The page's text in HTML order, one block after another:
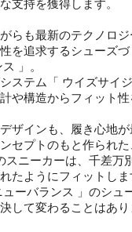
支持を獲得します。
らも最新のテクノロジ
を追求するシューズづ
」。
ステム「 ウイズサイ
や構造からフィット性
ザインも、履き心地
セプトのもと作られた
スニーカーは、千差万
たようにフィットしま
ーバランス 」のシュ
して変わることはあり